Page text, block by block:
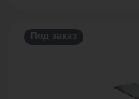
Под заказ